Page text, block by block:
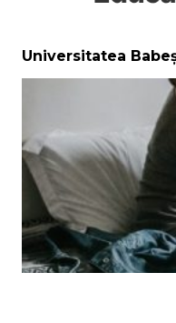
Universitatea